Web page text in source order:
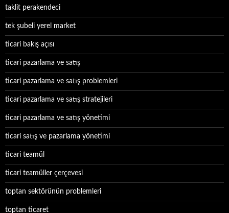
taklit perakendeci
tek şubeli yerel market
ticari bakış açısı
ticari pazarlama ve satış
ticari pazarlama ve satış problemleri
ticari pazarlama ve satış stratejileri
ticari pazarlama ve satış yönetimi
ticari satış ve pazarlama yönetimi
ticari teamül
ticari teamüller çerçevesi
toptan sektörünün problemleri
toptan ticaret